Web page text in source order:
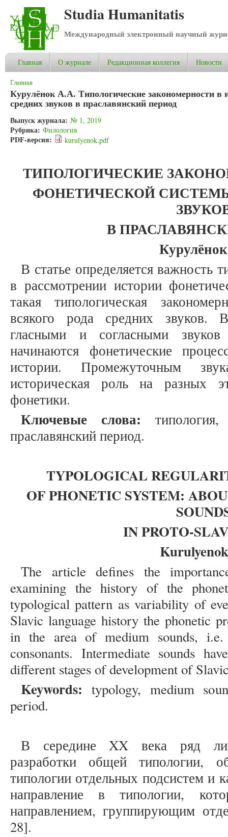
Studia Humanitatis
Международный электронный научный
Главная О журнале Редакционная коллегия Новости
Вы здесь
Главная
Курулёнок А.А. Типологические закономерности в
средних звуков в праславянский период
Выпуск журнала: № 1, 2019
Рубрика: Филология
PDF-версия: kurulyenok.pdf
ТИПОЛОГИЧЕСКИЕ
ФОНЕТИЧЕСКОЙ
В
В статье определяется важность
в рассмотрении истории
такая типологическая
всякого рода средних звуков.
гласными и согласными
начинаются фонетические
истории. Промежуточным
историческая роль на разных
фонетики.
Ключевые слова:
праславянский период.
TYPOLOGICAL
OF PHONETIC SYSTEM:
IN PROTO-
The article defines the
examining the history of the
typological pattern as variability of
Slavic language history the phonetic
in the area of medium sounds, i.e.
consonants. Intermediate sounds
different stages of development of
Keywords: typology, medium
period.
В середине XX века ряд
разработки общей типологии,
типологии отдельных подсистем и
направление в типологии,
направлением, группирующим
28].